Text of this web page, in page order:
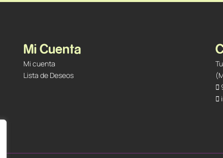
Mi Cuenta
Mi cuenta
Lista de Deseos